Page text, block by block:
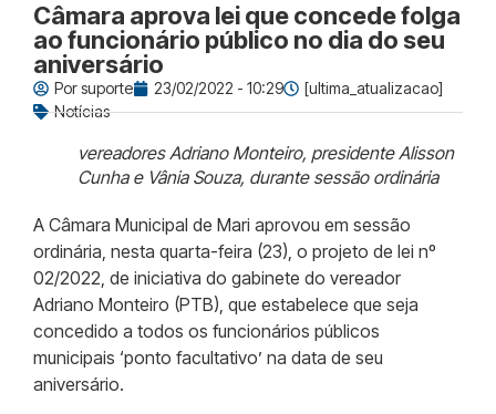
Câmara aprova lei que concede folga
ao funcionário público no dia do seu
aniversário
Porsuporte 23/02/2022 - 10:29
[ultima_atualizacao]
Notícias
vereadores Adriano Monteiro, presidente Alisson
Cunha e Vânia Souza, durante sessão ordinária
A Câmara Municipal de Mari aprovou em sessão
ordinária, nesta quarta-feira (23), o projeto de lei nº
02/2022, de iniciativa do gabinete do vereador
Adriano Monteiro (PTB), que estabelece que seja
concedido a todos os funcionários públicos
municipais ‘ponto facultativo’ na data de seu
aniversário.